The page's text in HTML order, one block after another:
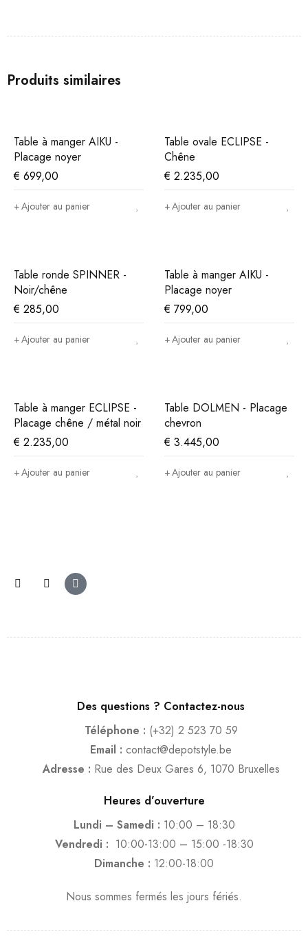
Produits similaires
Table à manger AIKU -
Placage noyer
€ 699,00
Ajouter au panier
Table ovale ECLIPSE -
Chêne
€ 2.235,00
Ajouter au panier
Table ronde SPINNER -
Noir/chêne
€ 285,00
Ajouter au panier
Table à manger AIKU -
Placage noyer
€ 799,00
Ajouter au panier
Table à manger ECLIPSE -
Placage chêne / métal noir
€ 2.235,00
Ajouter au panier
Table DOLMEN - Placage
chevron
€ 3.445,00
Ajouter au panier
Des questions ? Contactez-nous
Téléphone : (+32) 2 523 70 59
Email : contact@depotstyle.be
Adresse : Rue des Deux Gares 6, 1070 Bruxelles
Heures d’ouverture
Lundi – Samedi : 10:00 – 18:30
Vendredi : 10:00-13:00 – 15:00 -18:30
Dimanche : 12:00-18:00
Nous sommes fermés les jours fériés.